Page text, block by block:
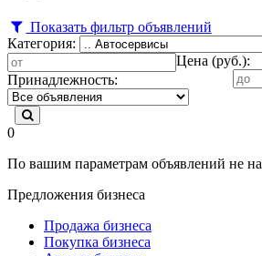
Показать фильтр объявлений
Категория:
Цена (руб.):
Принадлежность:
0
По вашим параметрам объявлений не
Предложения бизнеса
Продажа бизнеса
Покупка бизнеса